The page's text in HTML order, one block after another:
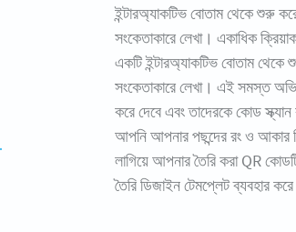
ইন্টারঅ্যাকটিভ বোতাম থেকে শুরু
সংকেতাকারে লেখা। একাধিক
একটি ইন্টারঅ্যাকটিভ বোতাম
সংকেতাকারে লেখা। এই সমস্ত
করে দেবে এবং তাদেরকে কোড
আপনি আপনার পছন্দের রং ও আকার
লাগিয়ে আপনার তৈরি করা QR
তৈরি ডিজাইন টেমপ্লেট ব্যবহার